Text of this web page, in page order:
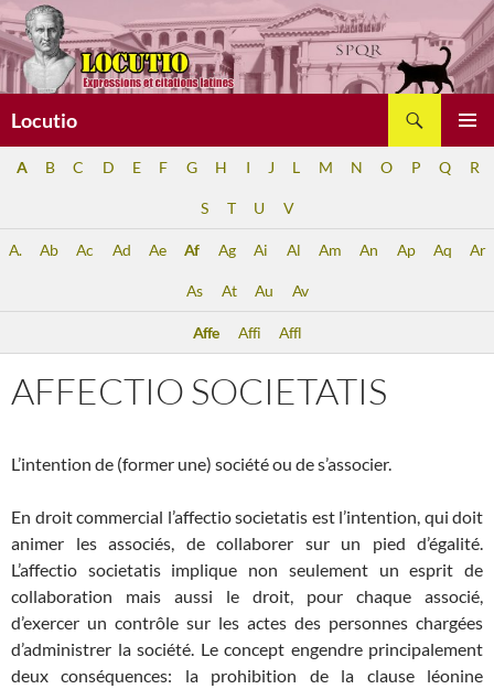
Aller
au
contenu
Locutio
A B C D E F G H I J L M N O P Q R
S T U V
A. Ab Ac Ad Ae Af Ag Ai Al Am An Ap Aq Ar
As At Au Av
Affe Affi Affl
AFFECTIO SOCIETATIS
L’intention de (former une) société ou de s’associer.
En droit commercial l’affectio societatis est l’intention, qui doit
animer les associés, de collaborer sur un pied d’égalité.
L’affectio societatis implique non seulement un esprit de
collaboration mais aussi le droit, pour chaque associé,
d’exercer un contrôle sur les actes des personnes chargées
d’administrer la société. Le concept engendre principalement
deux conséquences: la prohibition de la clause léonine